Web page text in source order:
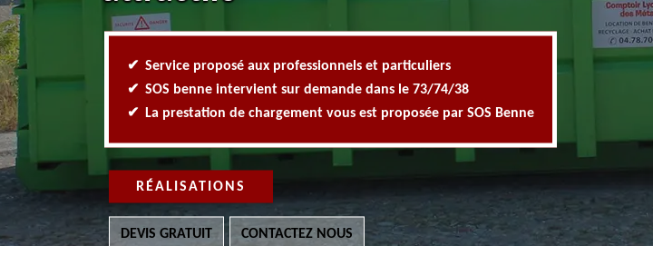
Service proposé aux professionnels et particuliers
SOS benne intervient sur demande dans le 73/74/38
La prestation de chargement vous est proposée par SOS Benne
RÉALISATIONS
DEVIS GRATUIT CONTACTEZ NOUS